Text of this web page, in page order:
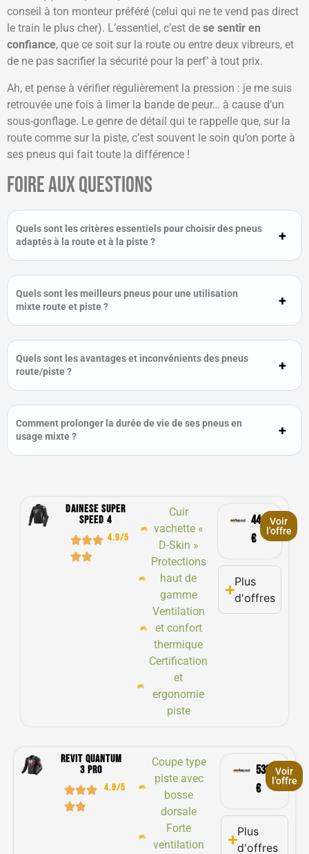
conseil à ton monteur préféré (celui qui ne te vend pas direct
le train le plus cher). L’essentiel, c’est de se sentir en
confiance, que ce soit sur la route ou entre deux vibreurs, et
de ne pas sacrifier la sécurité pour la perf’ à tout prix.
Ah, et pense à vérifier régulièrement la pression : je me suis
retrouvée une fois à limer la bande de peur… à cause d’un
sous-gonflage. Le genre de détail qui te rappelle que, sur la
route comme sur la piste, c’est souvent le soin qu’on porte à
ses pneus qui fait toute la différence !
Foire aux questions
Quels sont les critères essentiels pour choisir des pneus
adaptés à la route et à la piste ?
Quels sont les meilleurs pneus pour une utilisation
mixte route et piste ?
Quels sont les avantages et inconvénients des pneus
route/piste ?
Comment prolonger la durée de vie de ses pneus en
usage mixte ?
Dainese Super
Speed 4
4.9/5
Cuir
vachette «
D-Skin »
Protections
haut de
gamme
Ventilation
et confort
thermique
Certification
et
ergonomie
piste
441,50
€
Voir
l'offre
Plus
d'offres
Revit quantum
3 pro
4.9/5
Coupe type
piste avec
bosse
dorsale
Forte
ventilation
539,90
€
Voir
l'offre
Plus
d'offres